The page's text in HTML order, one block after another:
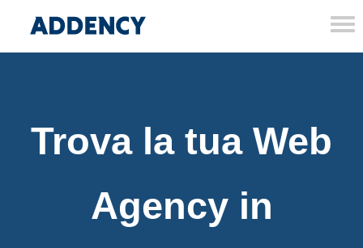
Trova la tua Web
Agency in